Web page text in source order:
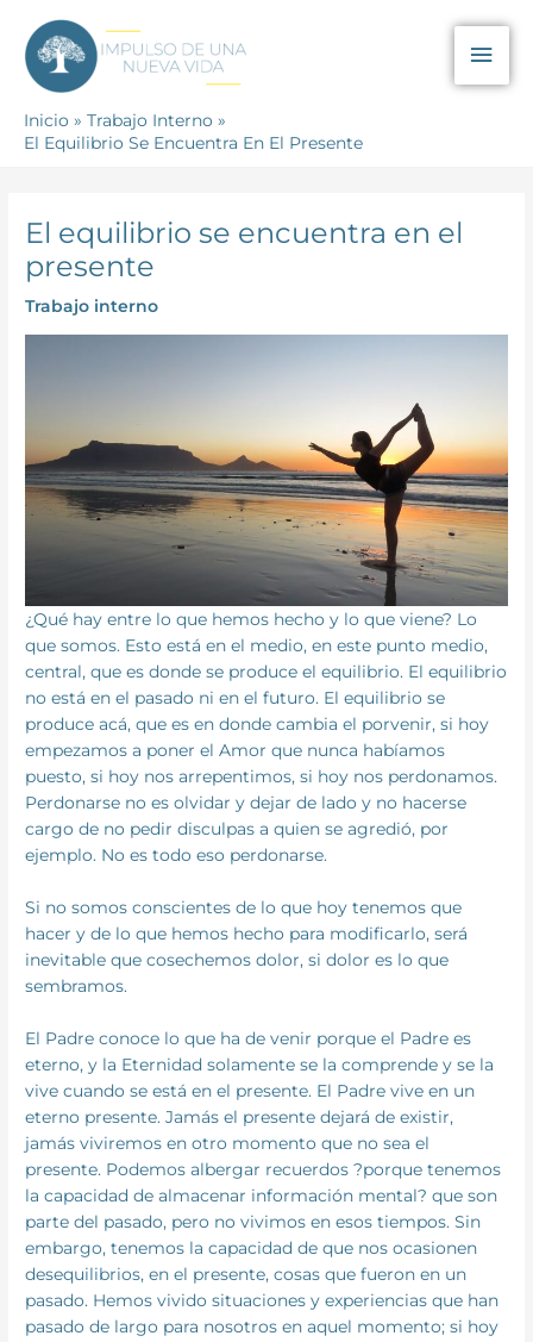
contenido
Inicio
Trabajo Interno
El Equilibrio Se Encuentra En El Presente
El equilibrio se encuentra en el
presente
Trabajo interno
¿Qué hay entre lo que hemos hecho y lo que viene? Lo
que somos. Esto está en el medio, en este punto medio,
central, que es donde se produce el equilibrio. El equilibrio
no está en el pasado ni en el futuro. El equilibrio se
produce acá, que es en donde cambia el porvenir, si hoy
empezamos a poner el Amor que nunca habíamos
puesto, si hoy nos arrepentimos, si hoy nos perdonamos.
Perdonarse no es olvidar y dejar de lado y no hacerse
cargo de no pedir disculpas a quien se agredió, por
ejemplo. No es todo eso perdonarse.
Si no somos conscientes de lo que hoy tenemos que
hacer y de lo que hemos hecho para modificarlo, será
inevitable que cosechemos dolor, si dolor es lo que
sembramos.
El Padre conoce lo que ha de venir porque el Padre es
eterno, y la Eternidad solamente se la comprende y se la
vive cuando se está en el presente. El Padre vive en un
eterno presente. Jamás el presente dejará de existir,
jamás viviremos en otro momento que no sea el
presente. Podemos albergar recuerdos ?porque tenemos
la capacidad de almacenar información mental? que son
parte del pasado, pero no vivimos en esos tiempos. Sin
embargo, tenemos la capacidad de que nos ocasionen
desequilibrios, en el presente, cosas que fueron en un
pasado. Hemos vivido situaciones y experiencias que han
pasado de largo para nosotros en aquel momento; si hoy